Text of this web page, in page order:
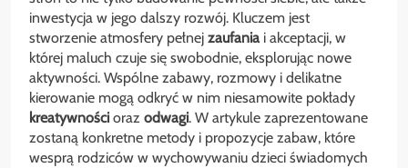
inwestycja w jego dalszy rozwój. Kluczem jest
stworzenie atmosfery pełnej zaufaniai akceptacji, w
której maluch czuje się swobodnie, eksplorując nowe
aktywności. Wspólne zabawy, rozmowy i delikatne
kierowanie mogą odkryć w nim niesamowite pokłady
kreatywności oraz odwagi. W artykule zaprezentowane
zostaną konkretne metody i propozycje zabaw, które
wesprą rodziców w wychowywaniu dzieci świadomych